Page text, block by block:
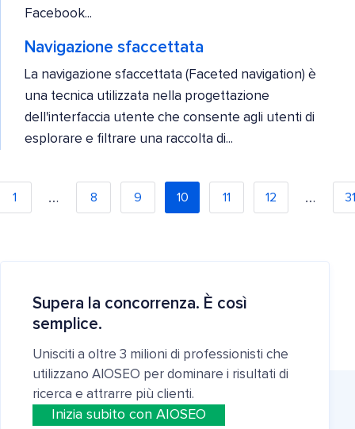
Facebook...
Navigazione sfaccettata
La navigazione sfaccettata (Faceted navigation) è
una tecnica utilizzata nella progettazione
dell'interfaccia utente che consente agli utenti di
esplorare e filtrare una raccolta di...
1 … 8 9 10 11 12 … 31
Supera la concorrenza. È così
semplice.
Unisciti a oltre 3 milioni di professionisti che
utilizzano AIOSEO per dominare i risultati di
ricerca e attrarre più clienti.
Inizia subito con AIOSEO